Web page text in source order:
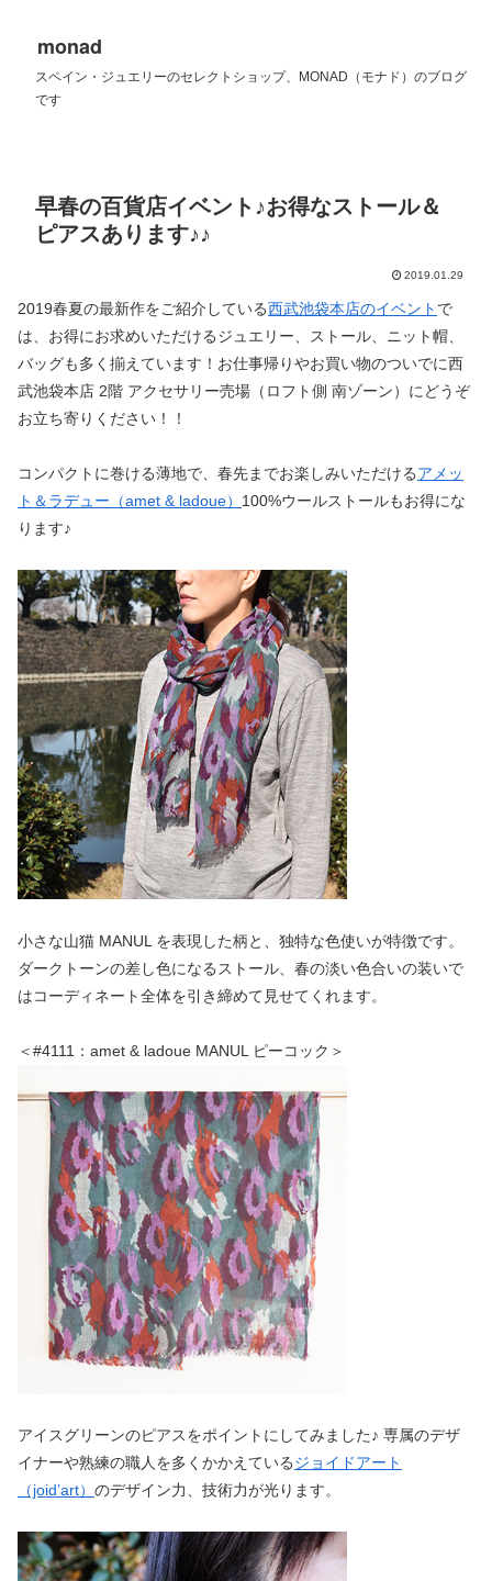
monad
スペイン・ジュエリーのセレクトショップ、MONAD（モナド）のブログ
です
早春の百貨店イベント♪お得なストール＆
ピアスあります♪♪
2019.01.29
2019春夏の最新作をご紹介している西武池袋本店のイベント で
は、お得にお求めいただけるジュエリー、ストール、ニット帽、
バッグも多く揃えています！お仕事帰りやお買い物のついでに西
武池袋本店 2階 アクセサリー売場（ロフト側 南ゾーン）にどうぞ
お立ち寄りください！！
コンパクトに巻ける薄地で、春先までお楽しみいただけるアメッ
ト＆ラデュー（amet & ladoue） 100%ウールストールもお得にな
ります♪
小さな山猫 MANUL を表現した柄と、独特な色使いが特徴です。
ダークトーンの差し色になるストール、春の淡い色合いの装いで
はコーディネート全体を引き締めて見せてくれます。
＜#4111：amet & ladoue MANUL ピーコック＞
アイスグリーンのピアスをポイントにしてみました♪ 専属のデザ
イナーや熟練の職人を多くかかえているジョイドアート
（joid’art） のデザイン力、技術力が光ります。